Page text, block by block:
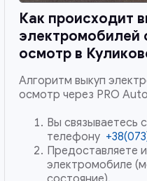
Как происходит
электромобилей
осмотр в
Алгоритм выкуп
осмотр через PRO
Вы связываетесь
телефону
Предоставляете
электромобиле